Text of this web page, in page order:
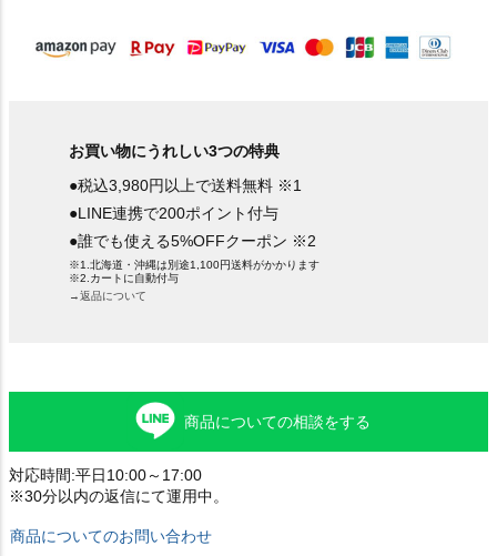
お買い物にうれしい3つの特典
●税込3,980円以上で送料無料 ※1
●LINE連携で200ポイント付与
●誰でも使える5%OFFクーポン ※2
※1.北海道・沖縄は別途1,100円送料がかかります
※2.カートに自動付与
→返品について
商品についての相談をする
対応時間:平日10:00～17:00
※30分以内の返信にて運用中。
商品についてのお問い合わせ